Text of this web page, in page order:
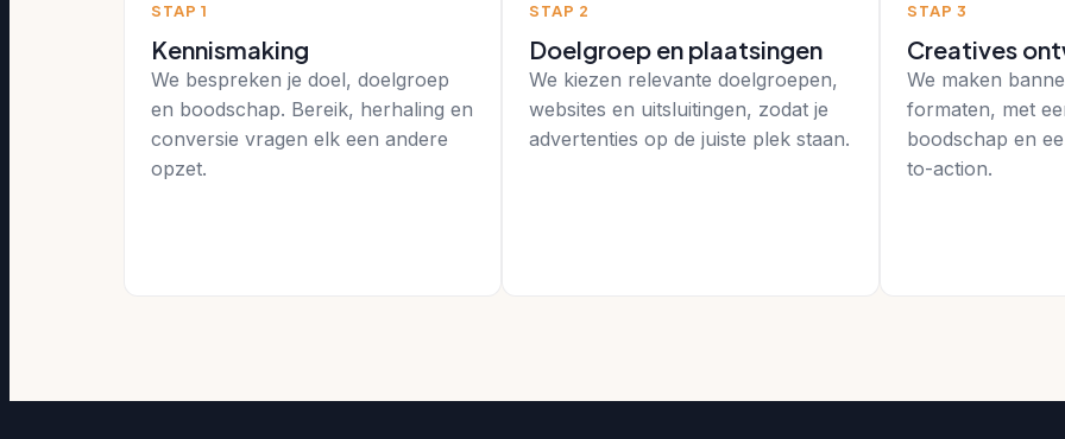
STAP 1
Kennismaking
We bespreken je doel, doelgroep
en boodschap. Bereik, herhaling en
conversie vragen elk een andere
opzet.
STAP 2
Doelgroep en plaatsingen
We kiezen relevante doelgroepen,
websites en uitsluitingen, zodat je
advertenties op de juiste plek staan.
STAP 3
Creatives
We maken
formaten, met
boodschap en
to-action.